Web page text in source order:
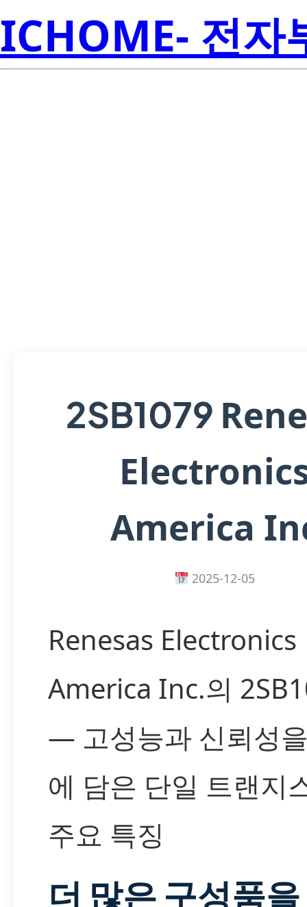
ICHOME- 전자
2SB1079
America
2025-12-05
Renesas Electronics
America Inc.의
— 고성능과 신뢰성
에 담은 단일 트랜지
주요 특징
더 많은 구성품